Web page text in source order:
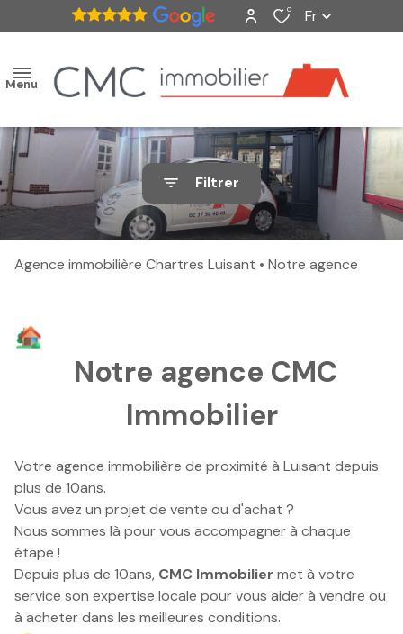
0 Fr
Menu
accueil
ventes
estimation
notre
agence
nos
honoraires
contact
Filtrer
Agence immobilière Chartres Luisant Notre agence
Notre agence CMC
Immobilier
Votre agence immobilière de proximité à Luisant depuis
plus de 10ans.
Vous avez un projet de vente ou d'achat ?
Nous sommes là pour vous accompagner à chaque
étape !
Depuis plus de 10ans, CMC Immobilier met à votre
service son expertise locale pour vous aider à vendre ou
à acheter dans les meilleures conditions.